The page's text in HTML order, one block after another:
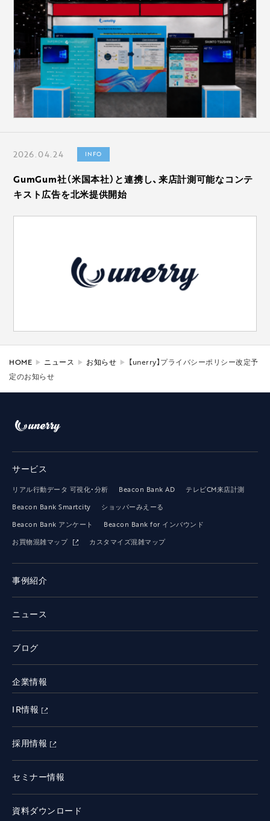
2026.04.24 INFO
GumGum社（米国本社）と連携し、来店計測可能なコンテ
キスト広告を北米提供開始
HOME ニュース お知らせ
【unerry】プライバシーポリシー改定予
定のお知らせ
サービス
リアル行動データ 可視化・分析 Beacon Bank AD
テレビCM来店計測
Beacon Bank Smartcity
ショッパーみえーる
Beacon Bank アンケート
Beacon Bank for インバウンド
お買物混雑マップ
カスタマイズ混雑マップ
事例紹介
ニュース
ブログ
企業情報
IR情報
採用情報
セミナー情報
資料ダウンロード